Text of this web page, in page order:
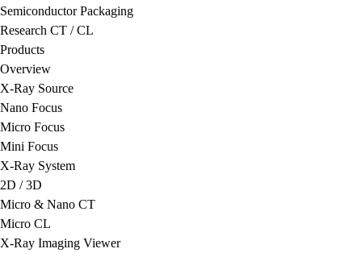
Semiconductor Packaging
Research CT / CL
Products
Overview
X-Ray Source
Nano Focus
Micro Focus
Mini Focus
X-Ray System
2D / 3D
Micro & Nano CT
Micro CL
X-Ray Imaging Viewer